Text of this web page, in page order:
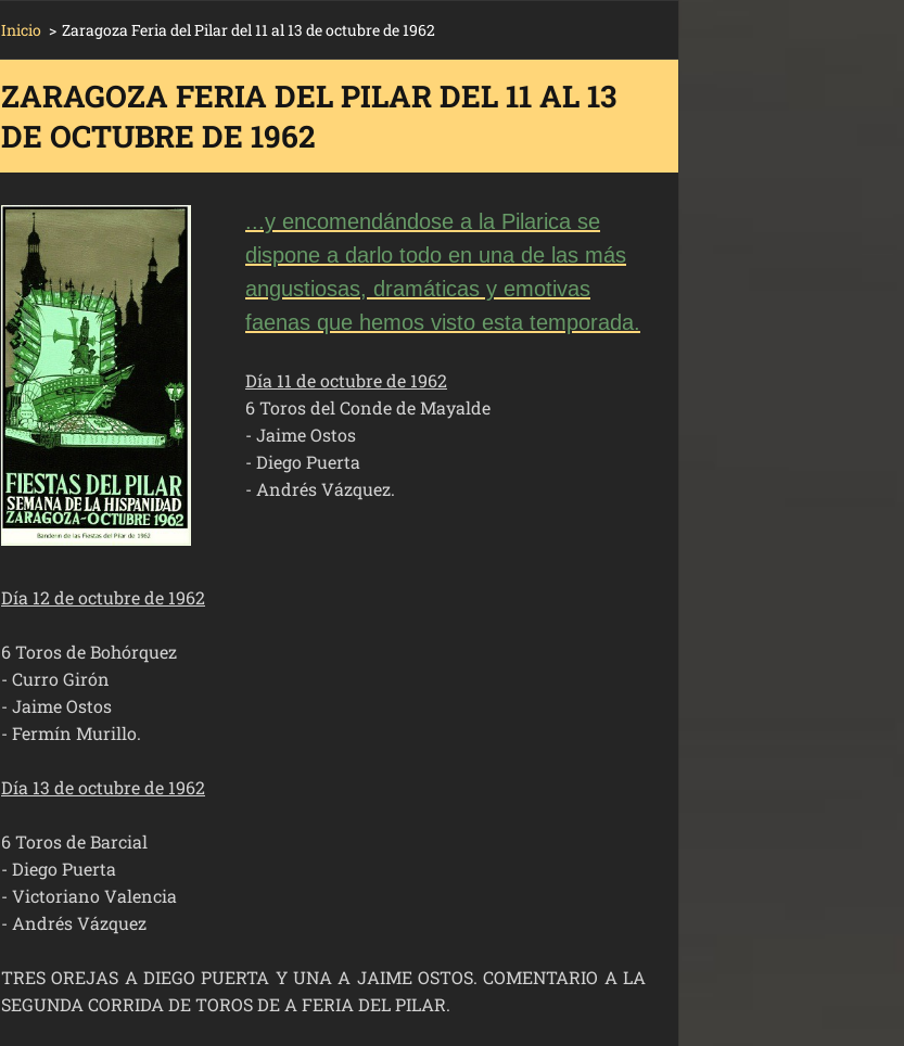
Inicio > Zaragoza Feria del Pilar del 11 al 13 de octubre de 1962
ZARAGOZA FERIA DEL PILAR DEL 11 AL 13
DE OCTUBRE DE 1962
...y encomendándose a la Pilarica se
dispone a darlo todo en una de las más
angustiosas, dramáticas y emotivas
faenas que hemos visto esta temporada.
Día 11 de octubre de 1962
6 Toros del Conde de Mayalde
- Jaime Ostos
- Diego Puerta
- Andrés Vázquez.
Día 12 de octubre de 1962
6 Toros de Bohórquez
- Curro Girón
- Jaime Ostos
- Fermín Murillo.
Día 13 de octubre de 1962
6 Toros de Barcial
- Diego Puerta
- Victoriano Valencia
- Andrés Vázquez
TRES OREJAS A DIEGO PUERTA Y UNA A JAIME OSTOS. COMENTARIO A LA
SEGUNDA CORRIDA DE TOROS DE A FERIA DEL PILAR.